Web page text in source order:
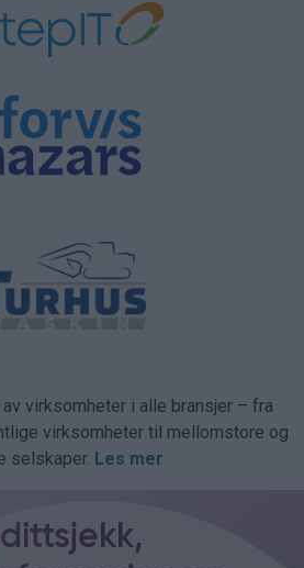
virksomheter i alle bransjer – fra
virksomheter til mellomstore og
selskaper. Les mer